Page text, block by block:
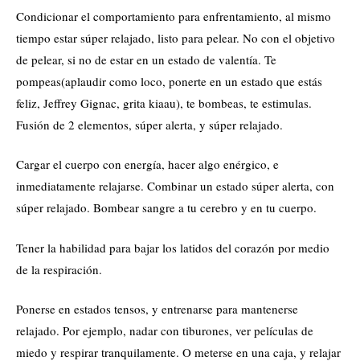
Condicionar el comportamiento para enfrentamiento, al mismo
tiempo estar súper relajado, listo para pelear. No con el objetivo
de pelear, si no de estar en un estado de valentía. Te
pompeas(aplaudir como loco, ponerte en un estado que estás
feliz, Jeffrey Gignac, grita kiaau), te bombeas, te estimulas.
Fusión de 2 elementos, súper alerta, y súper relajado.
Cargar el cuerpo con energía, hacer algo enérgico, e
inmediatamente relajarse. Combinar un estado súper alerta, con
súper relajado. Bombear sangre a tu cerebro y en tu cuerpo.
Tener la habilidad para bajar los latidos del corazón por medio
de la respiración.
Ponerse en estados tensos, y entrenarse para mantenerse
relajado. Por ejemplo, nadar con tiburones, ver películas de
miedo y respirar tranquilamente. O meterse en una caja, y relajar